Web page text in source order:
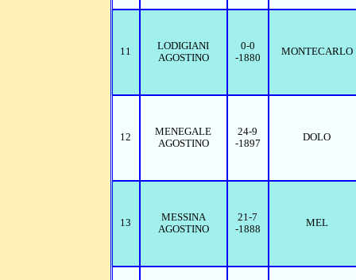
11
LODIGIANI
AGOSTINO
0-0
-1880
MONTECARLO
12
MENEGALE
AGOSTINO
24-9
-1897
DOLO
13
MESSINA
AGOSTINO
21-7
-1888
MEL